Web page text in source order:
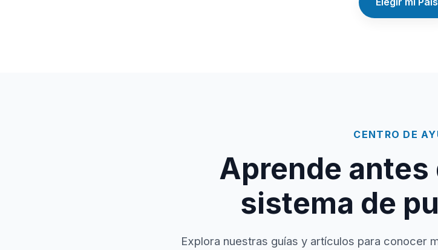
CENTRO DE
Aprende antes
sistema de
Explora nuestras guías y artículos para conocer